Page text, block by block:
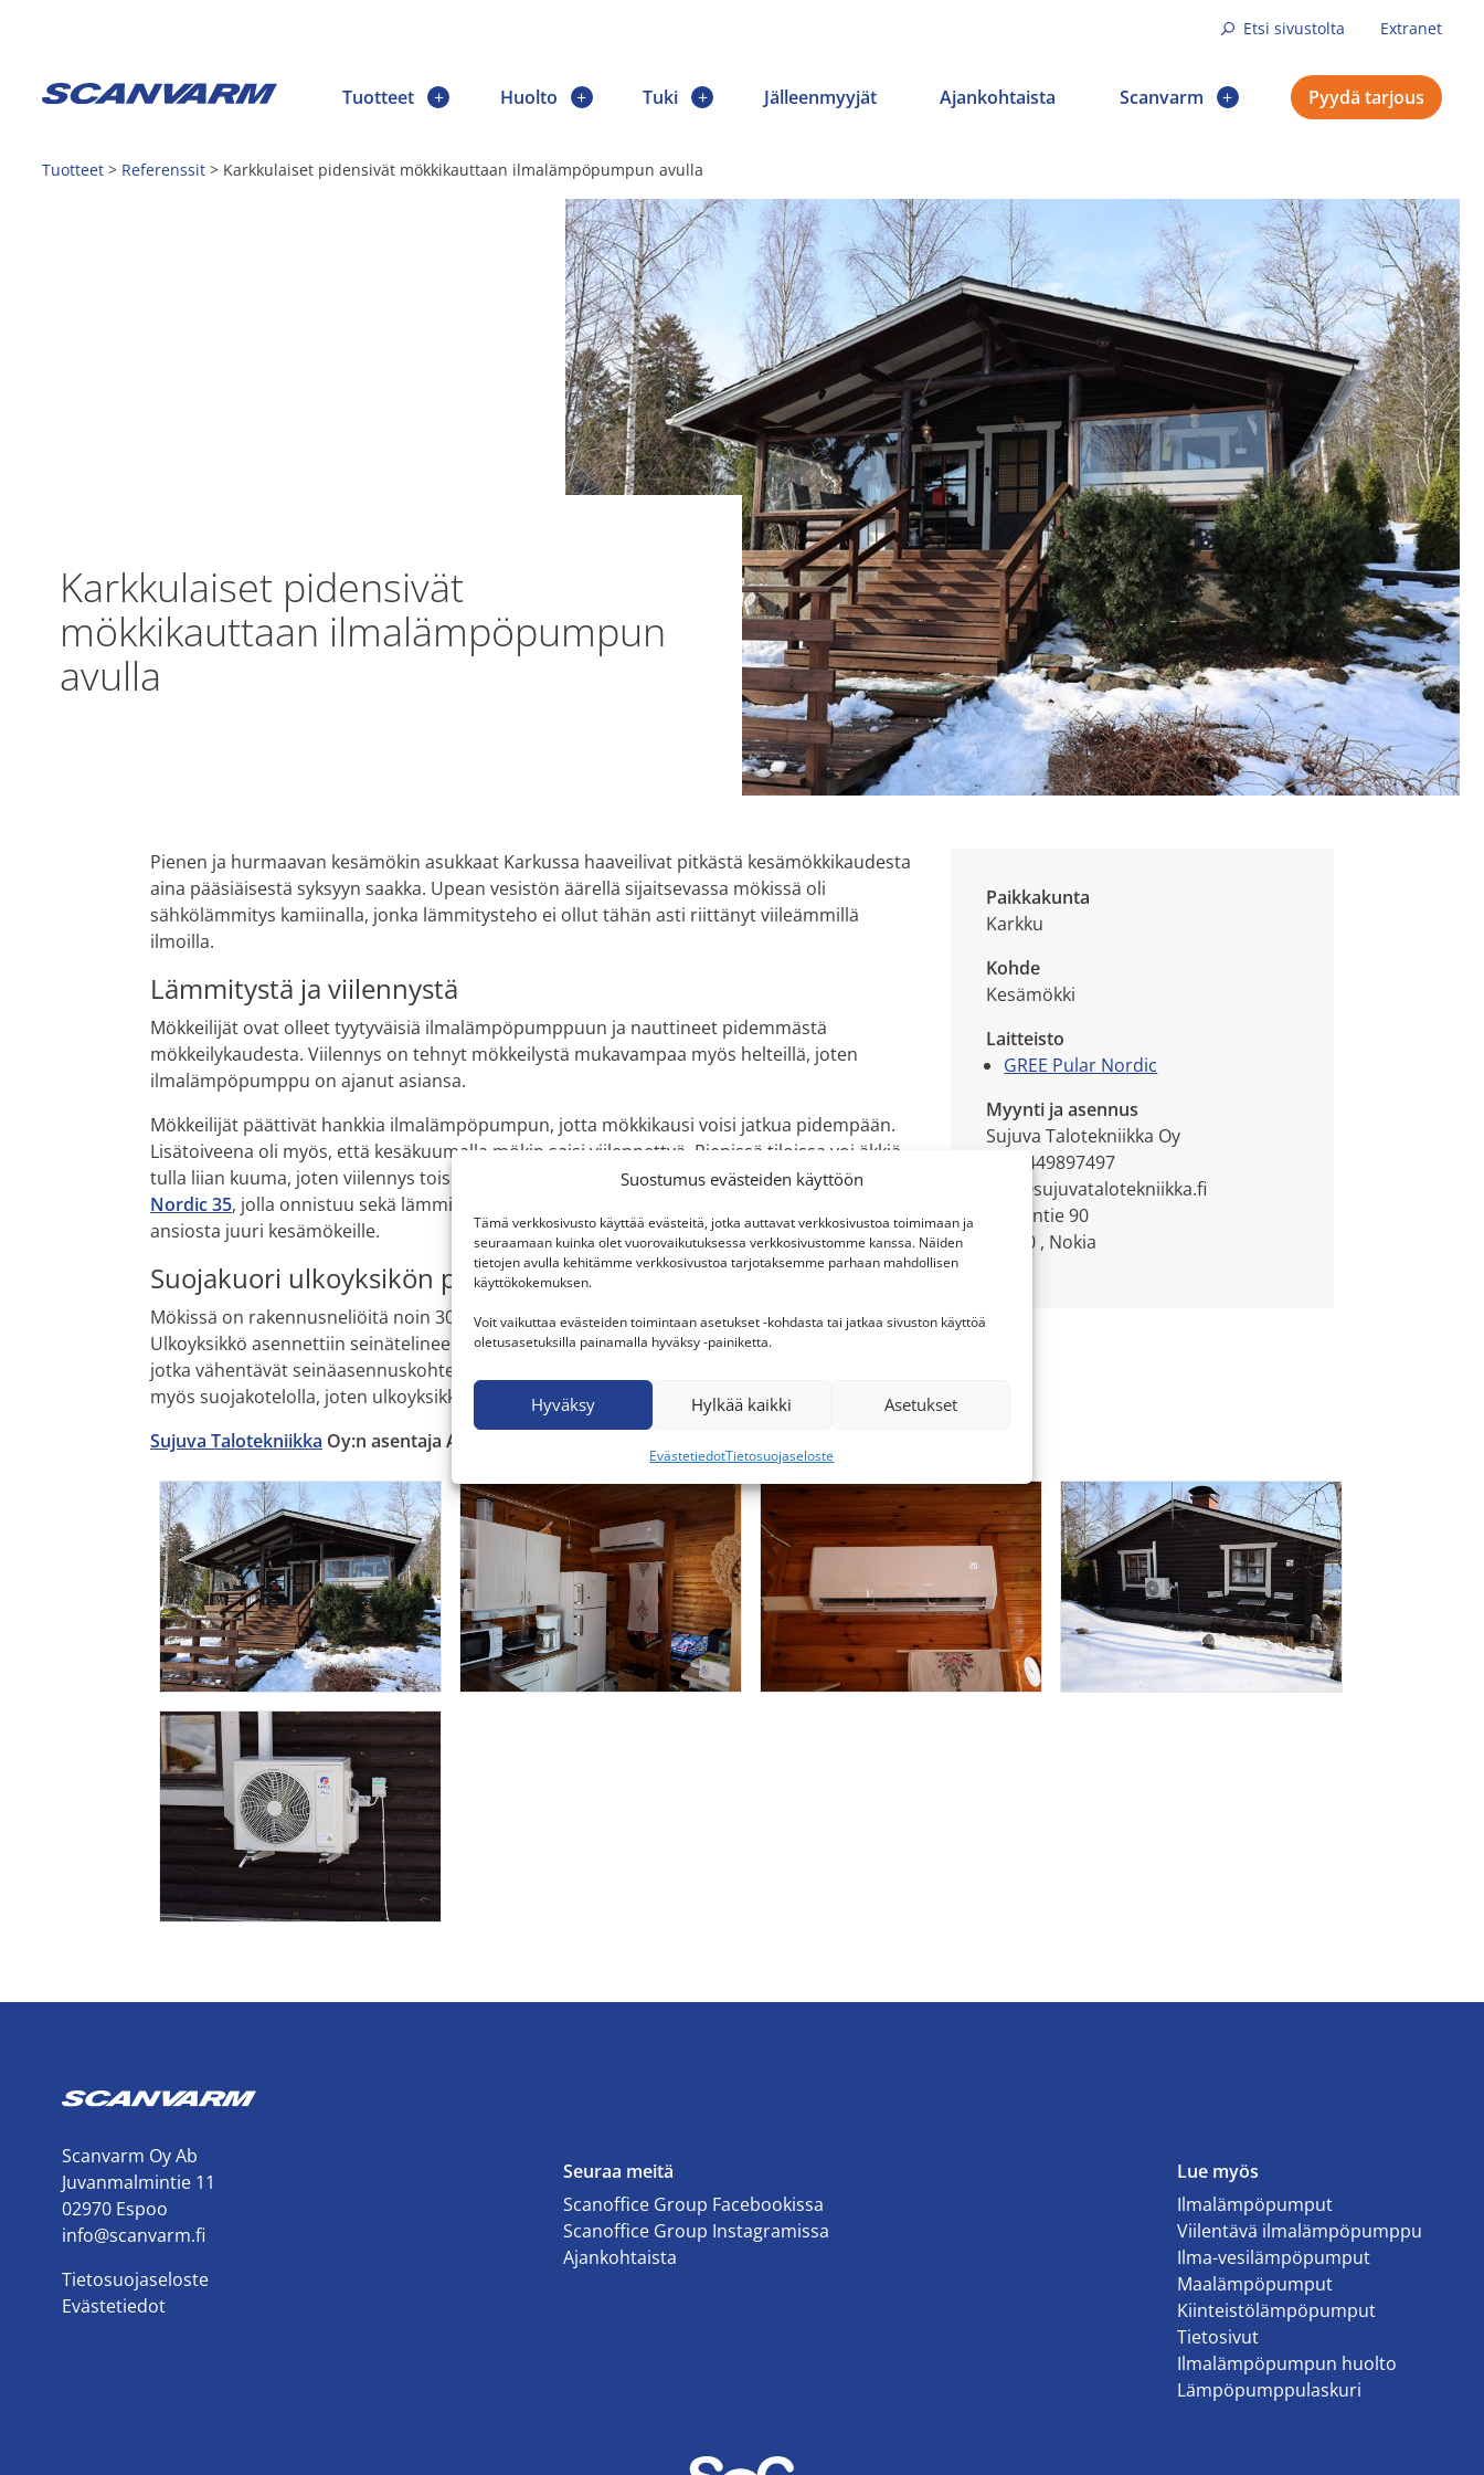
Suostumus evästeiden käyttöön
Tämä verkkosivusto käyttää evästeitä, jotka auttavat verkkosivustoa toimimaan ja
seuraamaan kuinka olet vuorovaikutuksessa verkkosivustomme kanssa. Näiden
tietojen avulla kehitämme verkkosivustoa tarjotaksemme parhaan mahdollisen
käyttökokemuksen.
Voit vaikuttaa evästeiden toimintaan asetukset -kohdasta tai jatkaa sivuston käyttöä
oletusasetuksilla painamalla hyväksy -painiketta.
Hyväksy Hylkää kaikki Asetukset
EvästetiedotTietosuojaseloste
Etsi sivustolta Extranet
Tuotteet Huolto Tuki Jälleenmyyjät Ajankohtaista Scanvarm Pyydä tarjous
Tuotteet > Referenssit > Karkkulaiset pidensivät mökkikauttaan ilmalämpöpumpun avulla
Karkkulaiset pidensivät
mökkikauttaan ilmalämpöpumpun
avulla
Pienen ja hurmaavan kesämökin asukkaat Karkussa haaveilivat pitkästä kesämökkikaudesta
aina pääsiäisestä syksyyn saakka. Upean vesistön äärellä sijaitsevassa mökissä oli
sähkölämmitys kamiinalla, jonka lämmitysteho ei ollut tähän asti riittänyt viileämmillä
ilmoilla.
Lämmitystä ja viilennystä
Mökkeilijät ovat olleet tyytyväisiä ilmalämpöpumppuun ja nauttineet pidemmästä
mökkeilykaudesta. Viilennys on tehnyt mökkeilystä mukavampaa myös helteillä, joten
ilmalämpöpumppu on ajanut asiansa.
Mökkeilijät päättivät hankkia ilmalämpöpumpun, jotta mökkikausi voisi jatkua pidempään.
Lisätoiveena oli myös, että kesäkuumalla mökin saisi viilennettyä. Pienissä tiloissa voi äkkiä
tulla liian kuuma, joten viilennys toisi asumismukavuutta. Mökkiin asennettiin GREE Pular
Nordic 35, jolla onnistuu sekä lämmitys että viilennys. Pular sopii hyvin pienen kokonsa
ansiosta juuri kesämökeille.
Suojakuori ulkoyksikön päälle
Mökissä on rakennusneliöitä noin 30 m2, joihin sisältyy tupa, pieni keittiö ja makuusoppi.
Ulkoyksikkö asennettiin seinätelineellä siistin näköisesti ja siihen asennetaan vielä jouset,
jotka vähentävät seinäasennuskohteille tyypillistä resonointia. Laite aiotaan suojata vielä
myös suojakotelolla, joten ulkoyksikkö tulee sulautumaan seinään hyvin.
Sujuva Talotekniikka Oy:n asentaja Antti Tomminen asensi laitteiston.
Paikkakunta
Karkku
Kohde
Kesämökki
Laitteisto
GREE Pular Nordic
Myynti ja asennus
Sujuva Talotekniikka Oy
+358449897497
info@sujuvatalotekniikka.fi
Väinäntie 90
37120 , Nokia
Scanvarm Oy Ab
Juvanmalmintie 11
02970 Espoo
info@scanvarm.fi
Tietosuojaseloste
Evästetiedot
Seuraa meitä
Scanoffice Group Facebookissa
Scanoffice Group Instagramissa
Ajankohtaista
Lue myös
Ilmalämpöpumput
Viilentävä ilmalämpöpumppu
Ilma-vesilämpöpumput
Maalämpöpumput
Kiinteistölämpöpumput
Tietosivut
Ilmalämpöpumpun huolto
Lämpöpumppulaskuri